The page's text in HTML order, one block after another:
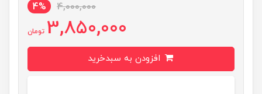
4,000,000
4%
3,850,000 تومان